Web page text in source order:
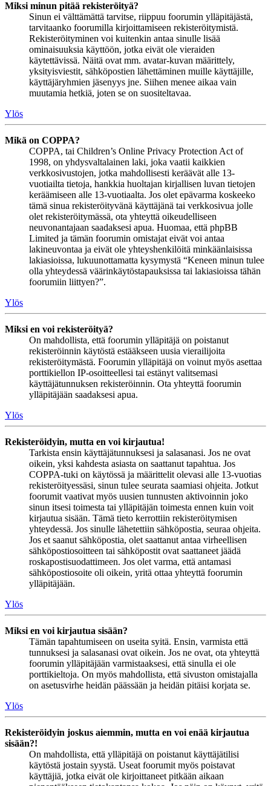
Miksi minun pitää rekisteröityä?
Sinun ei välttämättä tarvitse, riippuu foorumin ylläpitäjästä,
tarvitaanko foorumilla kirjoittamiseen rekisteröitymistä.
Rekisteröityminen voi kuitenkin antaa sinulle lisää
ominaisuuksia käyttöön, jotka eivät ole vieraiden
käytettävissä. Näitä ovat mm. avatar-kuvan määrittely,
yksityisviestit, sähköpostien lähettäminen muille käyttäjille,
käyttäjäryhmien jäsenyys jne. Siihen menee aikaa vain
muutamia hetkiä, joten se on suositeltavaa.
Ylös
Mikä on COPPA?
COPPA, tai Children’s Online Privacy Protection Act of
1998, on yhdysvaltalainen laki, joka vaatii kaikkien
verkkosivustojen, jotka mahdollisesti keräävät alle 13-
vuotiailta tietoja, hankkia huoltajan kirjallisen luvan tietojen
keräämiseen alle 13-vuotiaalta. Jos olet epävarma koskeeko
tämä sinua rekisteröityvänä käyttäjänä tai verkkosivua jolle
olet rekisteröitymässä, ota yhteyttä oikeudelliseen
neuvonantajaan saadaksesi apua. Huomaa, että phpBB
Limited ja tämän foorumin omistajat eivät voi antaa
lakineuvontaa ja eivät ole yhteyshenkilöitä minkäänlaisissa
lakiasioissa, lukuunottamatta kysymystä “Keneen minun tulee
olla yhteydessä väärinkäytöstapauksissa tai lakiasioissa tähän
foorumiin liittyen?”.
Ylös
Miksi en voi rekisteröityä?
On mahdollista, että foorumin ylläpitäjä on poistanut
rekisteröinnin käytöstä estääkseen uusia vierailijoita
rekisteröitymästä. Foorumin ylläpitäjä on voinut myös asettaa
porttikiellon IP-osoitteellesi tai estänyt valitsemasi
käyttäjätunnuksen rekisteröinnin. Ota yhteyttä foorumin
ylläpitäjään saadaksesi apua.
Ylös
Rekisteröidyin, mutta en voi kirjautua!
Tarkista ensin käyttäjätunnuksesi ja salasanasi. Jos ne ovat
oikein, yksi kahdesta asiasta on saattanut tapahtua. Jos
COPPA-tuki on käytössä ja määrittelit olevasi alle 13-vuotias
rekisteröityessäsi, sinun tulee seurata saamiasi ohjeita. Jotkut
foorumit vaativat myös uusien tunnusten aktivoinnin joko
sinun itsesi toimesta tai ylläpitäjän toimesta ennen kuin voit
kirjautua sisään. Tämä tieto kerrottiin rekisteröitymisen
yhteydessä. Jos sinulle lähetettiin sähköpostia, seuraa ohjeita.
Jos et saanut sähköpostia, olet saattanut antaa virheellisen
sähköpostiosoitteen tai sähköpostit ovat saattaneet jäädä
roskapostisuodattimeen. Jos olet varma, että antamasi
sähköpostiosoite oli oikein, yritä ottaa yhteyttä foorumin
ylläpitäjään.
Ylös
Miksi en voi kirjautua sisään?
Tämän tapahtumiseen on useita syitä. Ensin, varmista että
tunnuksesi ja salasanasi ovat oikein. Jos ne ovat, ota yhteyttä
foorumin ylläpitäjään varmistaaksesi, että sinulla ei ole
porttikieltoja. On myös mahdollista, että sivuston omistajalla
on asetusvirhe heidän päässään ja heidän pitäisi korjata se.
Ylös
Rekisteröidyin joskus aiemmin, mutta en voi enää kirjautua
sisään?!
On mahdollista, että ylläpitäjä on poistanut käyttäjätilisi
käytöstä jostain syystä. Useat foorumit myös poistavat
käyttäjiä, jotka eivät ole kirjoittaneet pitkään aikaan